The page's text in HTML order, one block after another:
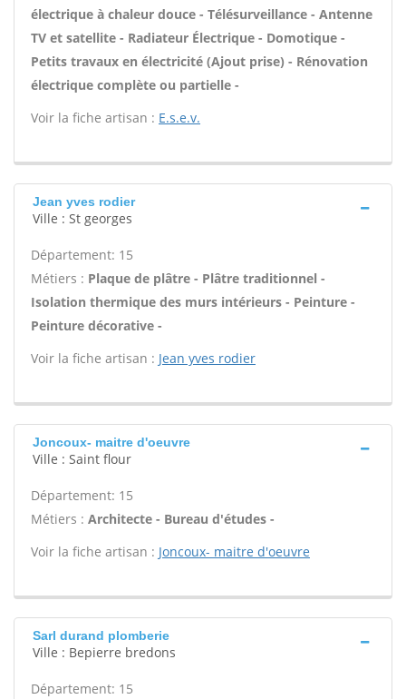
électrique à chaleur douce - Télésurveillance - Antenne
TV et satellite - Radiateur Électrique - Domotique -
Petits travaux en électricité (Ajout prise) - Rénovation
électrique complète ou partielle -
Voir la fiche artisan : E.s.e.v.
Jean yves rodier
Ville : St georges
Département: 15
Métiers : Plaque de plâtre - Plâtre traditionnel -
Isolation thermique des murs intérieurs - Peinture -
Peinture décorative -
Voir la fiche artisan : Jean yves rodier
Joncoux- maitre d'oeuvre
Ville : Saint flour
Département: 15
Métiers : Architecte - Bureau d'études -
Voir la fiche artisan : Joncoux- maitre d'oeuvre
Sarl durand plomberie
Ville : Bepierre bredons
Département: 15